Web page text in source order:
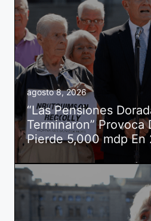
agosto 8, 2026
“Las Pensiones
Terminaron” Provoca
Pierde 5,000 mdp En